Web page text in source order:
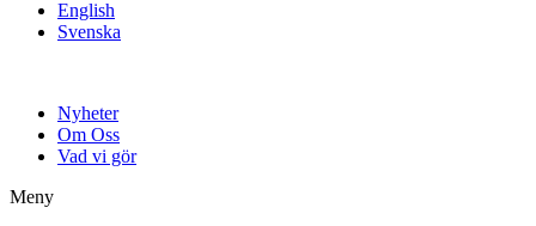
English
Svenska
Nyheter
Om Oss
Vad vi gör
Meny